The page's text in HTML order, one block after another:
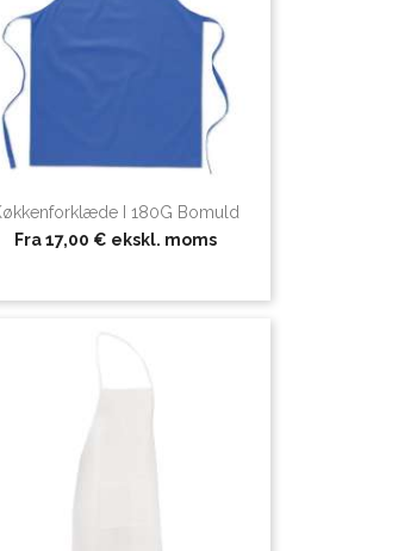
I 180G Bomuld
Fra17,00 € ekskl. moms